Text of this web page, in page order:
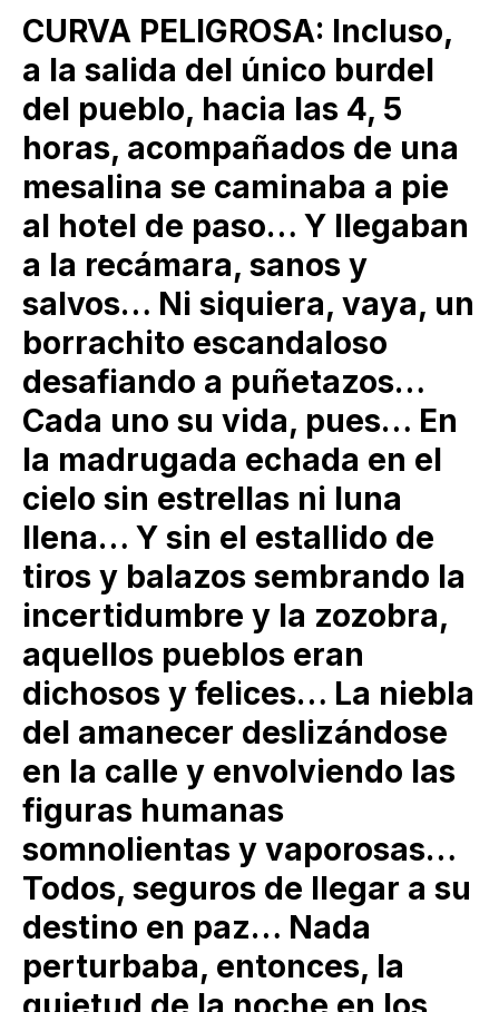
CURVA PELIGROSA: Incluso,
a la salida del único burdel
del pueblo, hacia las 4, 5
horas, acompañados de una
mesalina se caminaba a pie
al hotel de paso… Y llegaban
a la recámara, sanos y
salvos… Ni siquiera, vaya, un
borrachito escandaloso
desafiando a puñetazos…
Cada uno su vida, pues… En
la madrugada echada en el
cielo sin estrellas ni luna
llena… Y sin el estallido de
tiros y balazos sembrando la
incertidumbre y la zozobra,
aquellos pueblos eran
dichosos y felices… La niebla
del amanecer deslizándose
en la calle y envolviendo las
figuras humanas
somnolientas y vaporosas…
Todos, seguros de llegar a su
destino en paz… Nada
perturbaba, entonces, la